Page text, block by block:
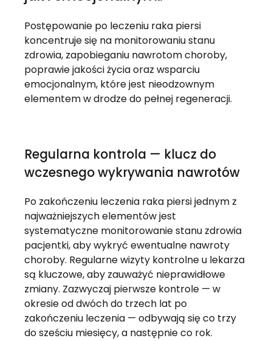
Postępowanie po leczeniu raka piersi
koncentruje się na monitorowaniu stanu
zdrowia, zapobieganiu nawrotom choroby,
poprawie jakości życia oraz wsparciu
emocjonalnym, które jest nieodzownym
elementem w drodze do pełnej regeneracji.
Regularna kontrola — klucz do
wczesnego wykrywania nawrotów
Po zakończeniu leczenia raka piersi jednym z
najważniejszych elementów jest
systematyczne monitorowanie stanu zdrowia
pacjentki, aby wykryć ewentualne nawroty
choroby. Regularne wizyty kontrolne u lekarza
są kluczowe, aby zauważyć nieprawidłowe
zmiany. Zazwyczaj pierwsze kontrole — w
okresie od dwóch do trzech lat po
zakończeniu leczenia — odbywają się co trzy
do sześciu miesięcy, a następnie co rok.